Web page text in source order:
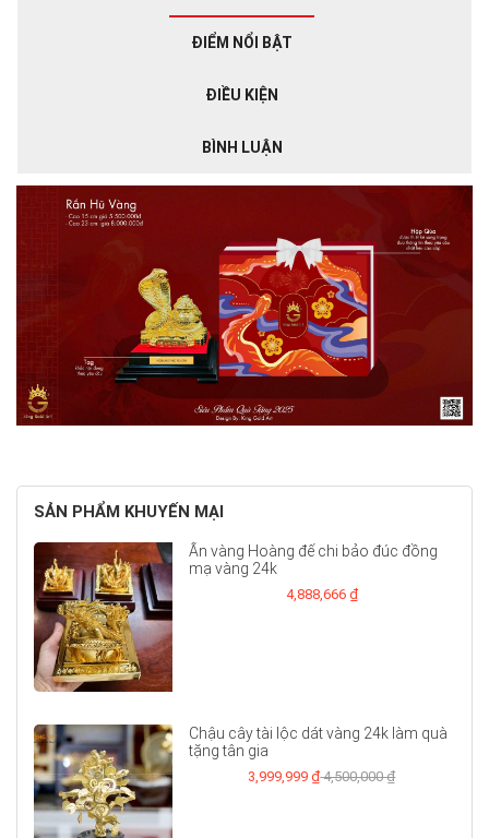
ĐIỂM NỔI BẬT
ĐIỀU KIỆN
BÌNH LUẬN
SẢN PHẨM KHUYẾN MẠI
Ấn vàng Hoàng đế chi bảo đúc đồng
mạ vàng 24k
4,888,666 ₫
Chậu cây tài lộc dát vàng 24k làm quà
tặng tân gia
3,999,999 ₫4,500,000 ₫